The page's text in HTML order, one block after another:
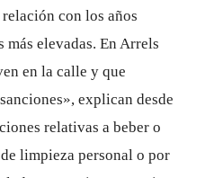
con los años
más elevadas. En Arrels
en la calle y que
explican desde
relativas a beber o
limpieza personal o por